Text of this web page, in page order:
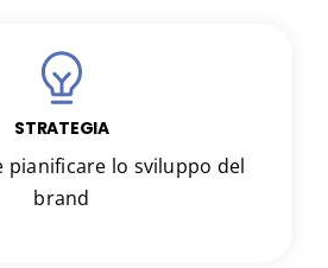
STRATEGIA
pianificare lo sviluppo del
brand